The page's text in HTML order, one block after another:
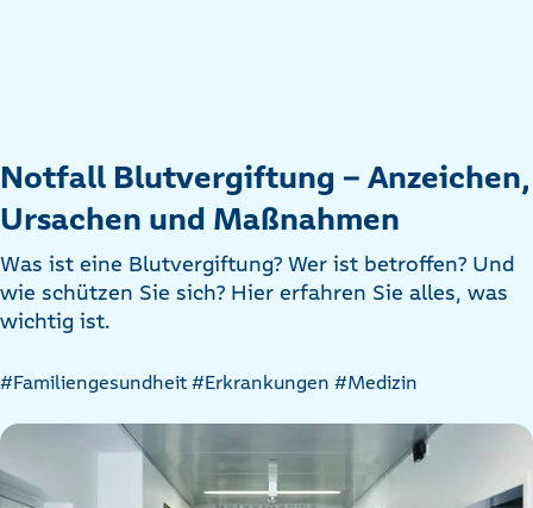
Notfall Blutvergiftung – Anzeichen,
Ursachen und Maßnahmen
Was ist eine Blutvergiftung? Wer ist betroffen? Und
wie schützen Sie sich? Hier erfahren Sie alles, was
wichtig ist.
Artikel
Kategorien
#Familiengesundheit #Erkrankungen #Medizin